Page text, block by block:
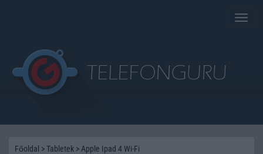
Toggle
Főoldal >Tabletek > Apple Ipad 4 Wi-Fi